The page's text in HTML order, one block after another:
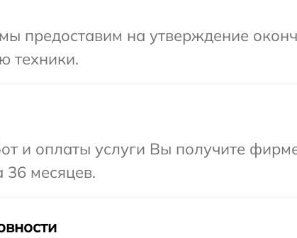
предоставим на утверждение
техники.
и оплаты услуги Вы получите
36 месяцев.